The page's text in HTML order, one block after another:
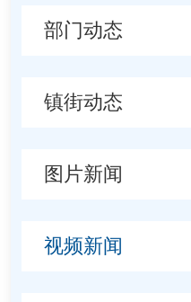
部门动态
镇街动态
图片新闻
视频新闻